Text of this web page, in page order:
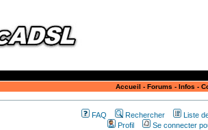
Accueil - Forums - Infos -
FAQ Rechercher
Liste
Profil
Se connecter